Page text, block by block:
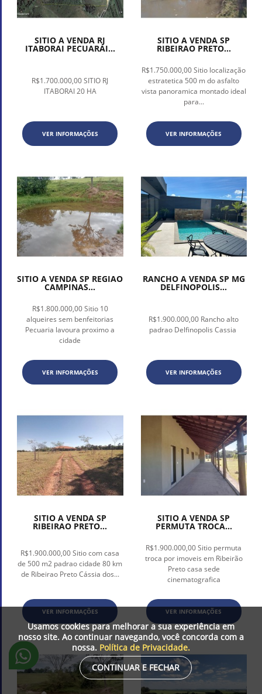
SITIO A VENDA RJ
ITABORAI PECUARAI...
R$1.700.000,00 SITIO RJ
ITABORAI 20 HA
VER INFORMAÇÕES
SITIO A VENDA SP
RIBEIRAO PRETO...
R$1.750.000,00 Sitio localização
estratetica 500 m do asfalto
vista panoramica montado ideal
para...
VER INFORMAÇÕES
SITIO A VENDA SP REGIAO
CAMPINAS...
R$1.800.000,00 Sitio 10
alqueires sem benfeitorias
Pecuaria lavoura proximo a
cidade
VER INFORMAÇÕES
RANCHO A VENDA SP MG
DELFINOPOLIS...
R$1.900.000,00 Rancho alto
padrao Delfinopolis Cassia
VER INFORMAÇÕES
SITIO A VENDA SP
RIBEIRAO PRETO...
R$1.900.000,00 Sitio com casa
de 500 m2 padrao cidade 80 km
de Ribeirao Preto Cássia dos...
VER INFORMAÇÕES
SITIO A VENDA SP
PERMUTA TROCA...
R$1.900.000,00 Sitio permuta
troca por imoveis em Ribeirão
Preto casa sede
cinematografica
VER INFORMAÇÕES
Usamos cookies para melhorar a sua experiência em
nosso site. Ao continuar navegando, você concorda com a
nossa. Política de Privacidade.
CONTINUAR E FECHAR